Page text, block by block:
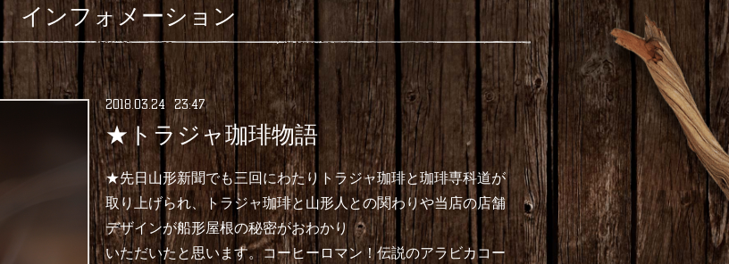
インフォメーション
2018.03.24 23:47
★トラジャ珈琲物語
★先日山形新聞でも三回にわたりトラジャ珈琲と珈琲専科道が
取り上げられ、トラジャ珈琲と山形人との関わりや当店の店舗
デザインが船形屋根の秘密がおわかり
いただいたと思います。コーヒーロマン！伝説のアラビカコー